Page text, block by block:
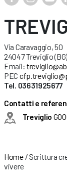
Via Caravaggio, 50
24047 Treviglio (BG)
Email:
PEC
Tel. 03631925677
Contatti e
Treviglio
Home/ Scrittura
vivere